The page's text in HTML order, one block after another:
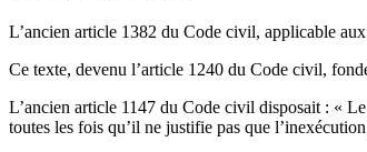
L’ancien article 1382 du Code civil, applicable
Ce texte, devenu l’article 1240 du Code civil,
L’ancien article 1147 du Code civil disposait : «
toutes les fois qu’il ne justifie pas que